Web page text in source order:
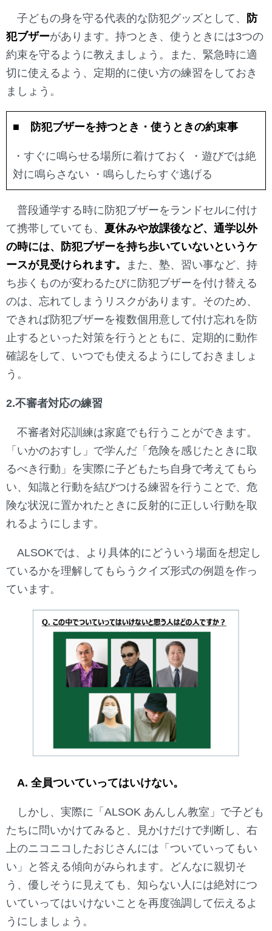
子どもの身を守る代表的な防犯グッズとして、
防
犯ブザーがあります。持つとき、使うときには3つの
約束を守るように教えましょう。また、緊急時に適
切に使えるよう、定期的に使い方の練習をしておき
ましょう。
■ 防犯ブザーを持つとき・使うときの約束事
・すぐに鳴らせる場所に着けておく
・遊びでは絶
対に鳴らさない ・鳴らしたらすぐ逃げる
普段通学する時に防犯ブザーをランドセルに付け
て携帯していても、 夏休みや放課後など、通学以外
の時には、防犯ブザーを持ち歩いていないというケ
ースが見受けられます。
また、塾、習い事など、持
ち歩くものが変わるたびに防犯ブザーを付け替える
のは、忘れてしまうリスクがあります。そのため、
できれば防犯ブザーを複数個用意して付け忘れを防
止するといった対策を行うとともに、定期的に動作
確認をして、いつでも使えるようにしておきましょ
う。
2.不審者対応の練習
不審者対応訓練は家庭でも行うことができます。
「いかのおすし」で学んだ「危険を感じたときに取
るべき行動」を実際に子どもたち自身で考えてもら
い、知識と行動を結びつける練習を行うことで、危
険な状況に置かれたときに反射的に正しい行動を取
れるようにします。
ALSOKでは、より具体的にどういう場面を想定し
ているかを理解してもらうクイズ形式の例題を作っ
ています。
A. 全員ついていってはいけない。
しかし、実際に「ALSOK あんしん教室」で子ども
たちに問いかけてみると、見かけだけで判断し、右
上のニコニコしたおじさんには「ついていってもい
い」と答える傾向がみられます。どんなに親切そ
う、優しそうに見えても、知らない人には絶対につ
いていってはいけないことを再度強調して伝えるよ
うにしましょう。